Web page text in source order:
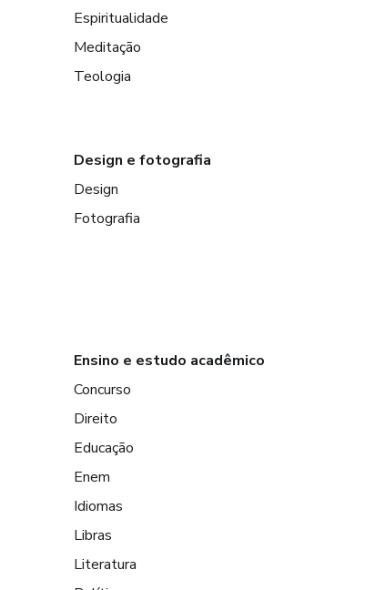
Espiritualidade
Meditação
Teologia
Design e fotografia
Design
Fotografia
Ensino e estudo acadêmico
Concurso
Direito
Educação
Enem
Idiomas
Libras
Literatura